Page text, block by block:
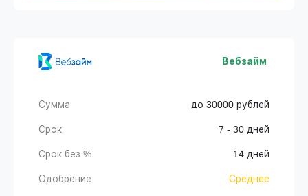
Вебзайм
Сумма до 30000 рублей
Срок 7 - 30 дней
Срок без % 14 дней
Одобрение Среднее